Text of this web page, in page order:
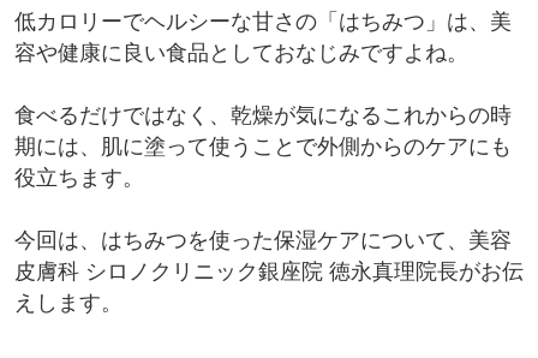
低カロリーでヘルシーな甘さの「はちみつ」は、美
容や健康に良い食品としておなじみですよね。
食べるだけではなく、乾燥が気になるこれからの時
期には、肌に塗って使うことで外側からのケアにも
役立ちます。
今回は、はちみつを使った保湿ケアについて、美容
皮膚科 シロノクリニック銀座院 徳永真理院長がお伝
えします。